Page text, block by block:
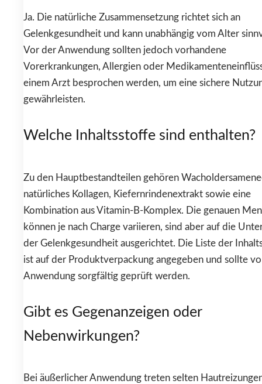
Ja. Die natürliche Zusammensetzung richtet sich an
Gelenkgesundheit und kann unabhängig vom Alter
Vor der Anwendung sollten jedoch vorhandene
Vorerkrankungen, Allergien oder
einem Arzt besprochen werden, um eine sichere
gewährleisten.
Welche Inhaltsstoffe sind enthalten?
Zu den Hauptbestandteilen gehören
natürliches Kollagen, Kiefernrindenextrakt sowie eine
Kombination aus Vitamin-B-Komplex. Die genauen
können je nach Charge variieren, sind aber auf die
der Gelenkgesundheit ausgerichtet. Die Liste der
ist auf der Produktverpackung angegeben und sollte
Anwendung sorgfältig geprüft werden.
Gibt es Gegenanzeigen oder
Nebenwirkungen?
Bei äußerlicher Anwendung treten selten